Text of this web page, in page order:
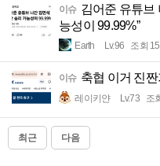
이슈 김어준 유튜브
능성이 99.99%”
Earth Lv.96 조회
이슈 축협 이거 진
레이키얀 Lv.73 조
최근 다음